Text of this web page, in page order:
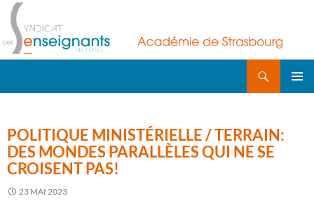
AU
POLITIQUE MINISTÉRIELLE / TERRAIN:
DES MONDES PARALLÈLES QUI NE SE
CROISENT PAS!
23 MAI 2023